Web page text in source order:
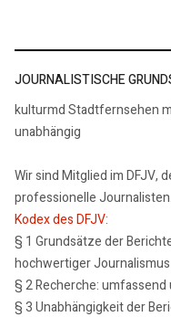
JOURNALISTISCHE
kulturmd Stadtfernsehen
unabhängig
Wir sind Mitglied im DFJV,
professionelle
Kodex des DFJV:
§ 1 Grundsätze der
hochwertiger Journalismus
§ 2 Recherche:
§ 3 Unabhängigkeit der